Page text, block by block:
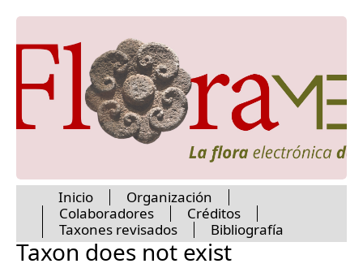
Taxon does not exist
M
Inicio
Organización
Colaboradores
Créditos
Taxones revisados
Bibliografía